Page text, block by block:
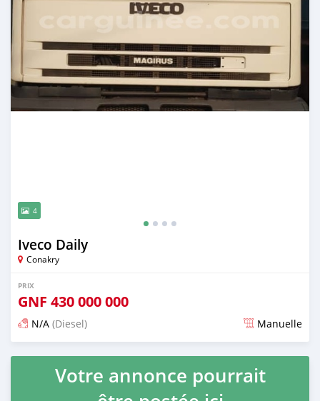
4
Iveco Daily
Conakry
PRIX
GNF 430 000 000
N/A (Diesel) Manuelle
Publié il y a plus d'un an
Votre annonce pourrait